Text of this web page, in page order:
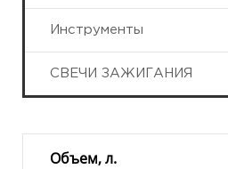
Инструменты
СВЕЧИ ЗАЖИГАНИЯ
Объем, л.